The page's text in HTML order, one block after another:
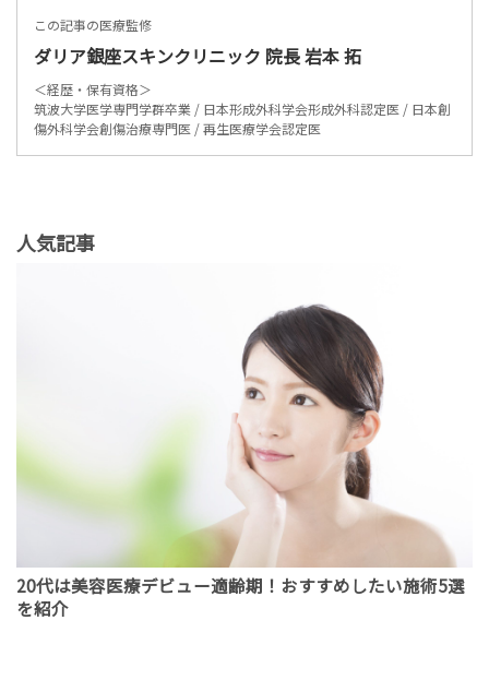
この記事の医療監修
ダリア銀座スキンクリニック 院長 岩本 拓
＜経歴・保有資格＞
筑波大学医学専門学群卒業 / 日本形成外科学会形成外科認定医 / 日本創
傷外科学会創傷治療専門医 / 再生医療学会認定医
人気記事
20代は美容医療デビュー適齢期！おすすめしたい施術5選
を紹介